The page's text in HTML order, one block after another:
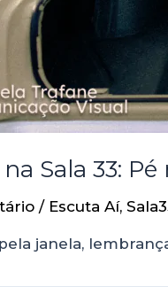
Sala 33:
/ Escuta Aí,
janela,